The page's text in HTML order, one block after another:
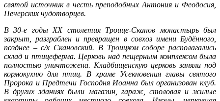
святой источник в честь преподобных Антония и Феодосия,
Печерских чудотворцев.
В 30-е годы XX столетия Троице-Сканов монастырь был
закрыт, разграблен и превращен в совхоз имени Будённого,
позднее – с/х Скановский. В Троицком соборе располагались
склад и птицеферма. Церковь над пещерным комплексом была
полностью уничтожена. Кладбищенскую церковь заняли под
кормокухню для птиц. В храме Усекновения главы святого
Пророка и Предтечи Господня Иоанна был организован клуб.
В других зданиях были магазин, гараж, столовая и жилые